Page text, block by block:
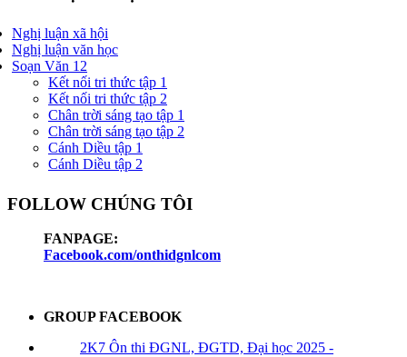
Nghị luận xã hội
Nghị luận văn học
Soạn Văn 12
Kết nối tri thức tập 1
Kết nối tri thức tập 2
Chân trời sáng tạo tập 1
Chân trời sáng tạo tập 2
Cánh Diều tập 1
Cánh Diều tập 2
FOLLOW CHÚNG TÔI
FANPAGE:
Facebook.com/onthidgnlcom
GROUP FACEBOOK
2K7 Ôn thi ĐGNL, ĐGTD, Đại học 2025 -